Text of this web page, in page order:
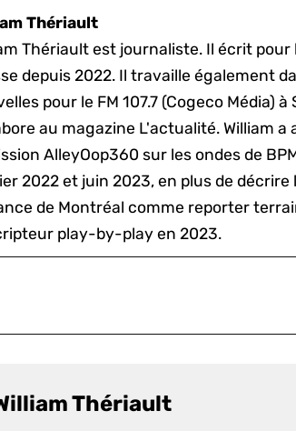
Thériault
Thériault est journaliste. Il écrit pour
depuis 2022. Il travaille également
pour le FM 107.7 (Cogeco Média)
au magazine L'actualité. William a
AlleyOop360 sur les ondes de
2022 et juin 2023, en plus de décrire
de Montréal comme reporter
play-by-play en 2023.
Thériault